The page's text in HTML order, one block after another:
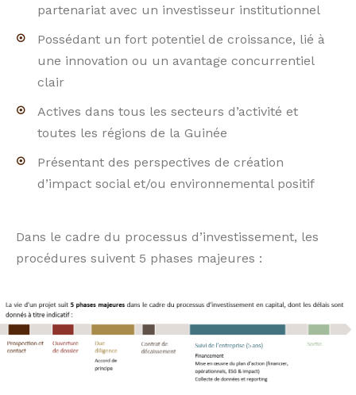
partenariat avec un investisseur institutionnel
Possédant un fort potentiel de croissance, lié à
une innovation ou un avantage concurrentiel
clair
Actives dans tous les secteurs d’activité et
toutes les régions de la Guinée
Présentant des perspectives de création
d’impact social et/ou environnemental positif
Dans le cadre du processus d’investissement, les
procédures suivent 5 phases majeures :